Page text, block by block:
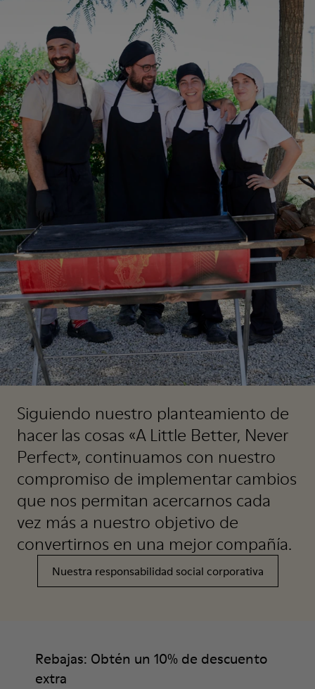
Siguiendo nuestro planteamiento de
hacer las cosas «A Little Better, Never
Perfect», continuamos con nuestro
compromiso de implementar cambios
que nos permitan acercarnos cada
vez más a nuestro objetivo de
convertirnos en una mejor compañía.
Nuestra responsabilidad social corporativa
Rebajas: Obtén un 10% de descuento
extra